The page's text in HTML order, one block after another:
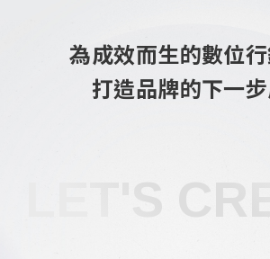
為成效而生的數位
打造品牌的下一